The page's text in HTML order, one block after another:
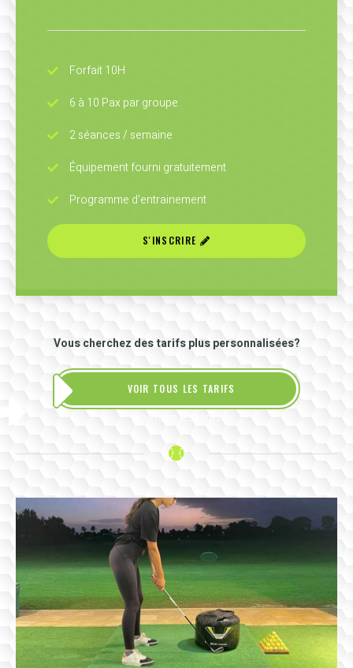
Forfait 10H
6 à 10 Pax par groupe
2 séances / semaine
Équipement fourni gratuitement
Programme d'entrainement
S'INSCRIRE
Vous cherchez des tarifs plus personnalisées?
VOIR TOUS LES TARIFS